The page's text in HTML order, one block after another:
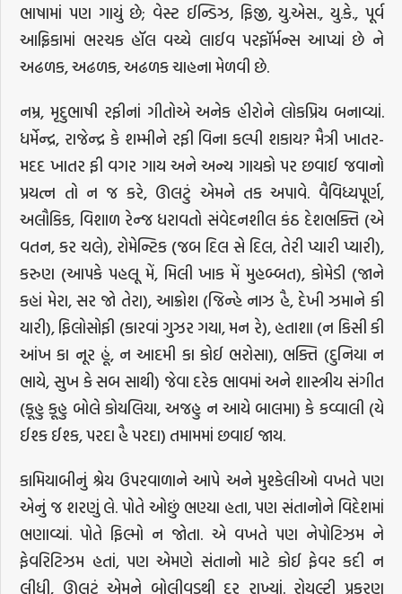
ભાષામાં પણ ગાયું છે; વેસ્ટ ઈન્ડિઝ, ફિજી, યુ.એસ., યુ.કે., પૂર્વ
આફ્રિકામાં ભરચક હૉલ વચ્ચે લાઈવ પરફૉર્મન્સ આપ્યાં છે ને
અઢળક, અઢળક, અઢળક ચાહના મેળવી છે.
નમ્ર, મૃદુભાષી રફીનાં ગીતોએ અનેક હીરોને લોકપ્રિય બનાવ્યાં.
ધર્મેન્દ્ર, રાજેન્દ્ર કે શમ્મીને રફી વિના કલ્પી શકાય? મૈત્રી ખાતર-
મદદ ખાતર ફી વગર ગાય અને અન્ય ગાયકો પર છવાઈ જવાનો
પ્રયત્ન તો ન જ કરે, ઊલટું એમને તક અપાવે. વૈવિધ્યપૂર્ણ,
અલૌકિક, વિશાળ રેન્જ ધરાવતો સંવેદનશીલ કંઠ દેશભક્તિ (એ
વતન, કર ચલે), રોમેન્ટિક (જબ દિલ સે દિલ, તેરી પ્યારી પ્યારી),
કરુણ (આપકે પહલૂ મેં, મિલી ખાક મેં મુહબ્બત), કોમેડી (જાને
કહાં મેરા, સર જો તેરા), આક્રોશ (જિન્હે નાઝ હૈ, દેખી ઝમાને કી
યારી), ફિલોસોફી (કારવાં ગુઝર ગયા, મન રે), હતાશા (ન કિસી કી
આંખ કા નૂર હૂં, ન આદમી કા કોઈ ભરોસા), ભક્તિ (દુનિયા ન
ભાયે, સુખ કે સબ સાથી) જેવા દરેક ભાવમાં અને શાસ્ત્રીય સંગીત
(કૂહુ કૂહુ બોલે કોયલિયા, અજહુ ન આયે બાલમા) કે કવ્વાલી (યે
ઈશ્ક ઈશ્ક, પરદા હૈ પરદા) તમામમાં છવાઈ જાય.
કામિયાબીનું શ્રેય ઉપરવાળાને આપે અને મુશ્કેલીઓ વખતે પણ
એનું જ શરણું લે. પોતે ઓછું ભણ્યા હતા, પણ સંતાનોને વિદેશમાં
ભણાવ્યાં. પોતે ફિલ્મો ન જોતા. એ વખતે પણ નેપોટિઝમ ને
ફેવરિટિઝમ હતાં, પણ એમણે સંતાનો માટે કોઈ ફેવર કદી ન
લીધી, ઊલટું એમને બોલીવૂડથી દૂર રાખ્યાં. રોયલ્ટી પ્રકરણ